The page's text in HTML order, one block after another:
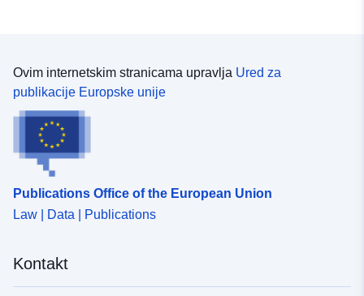
Ovim internetskim stranicama upravlja Ured za
publikacije Europske unije
Publications Office of the European Union
Law | Data | Publications
Kontakt